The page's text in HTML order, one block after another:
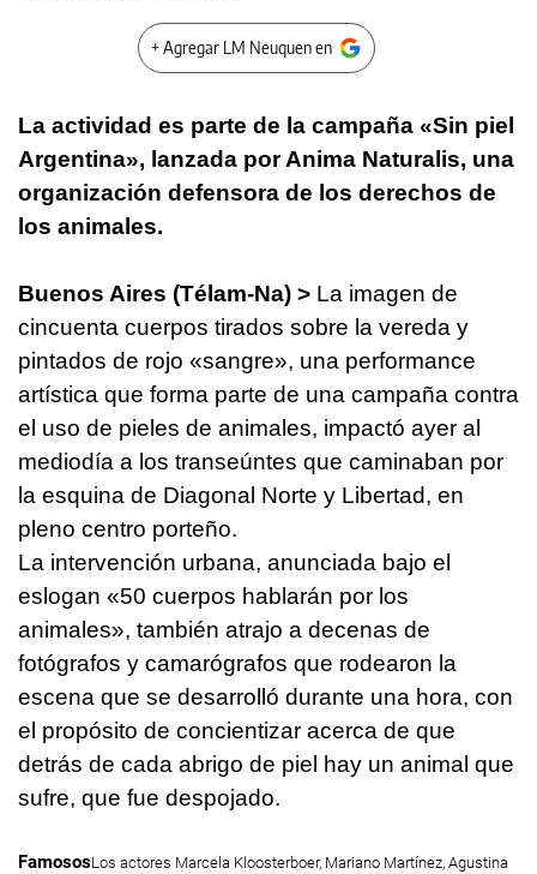
+ Agregar LM Neuquen en
La actividad es parte de la campaña «Sin piel
Argentina», lanzada por Anima Naturalis, una
organización defensora de los derechos de
los animales.
Buenos Aires (Télam-Na) > La imagen de
cincuenta cuerpos tirados sobre la vereda y
pintados de rojo «sangre», una performance
artística que forma parte de una campaña contra
el uso de pieles de animales, impactó ayer al
mediodía a los transeúntes que caminaban por
la esquina de Diagonal Norte y Libertad, en
pleno centro porteño.
La intervención urbana, anunciada bajo el
eslogan «50 cuerpos hablarán por los
animales», también atrajo a decenas de
fotógrafos y camarógrafos que rodearon la
escena que se desarrolló durante una hora, con
el propósito de concientizar acerca de que
detrás de cada abrigo de piel hay un animal que
sufre, que fue despojado.
FamososLos actores Marcela Kloosterboer, Mariano Martínez, Agustina